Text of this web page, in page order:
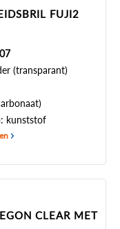
FUJI2
(transparant)
kunststof
CLEAR MET